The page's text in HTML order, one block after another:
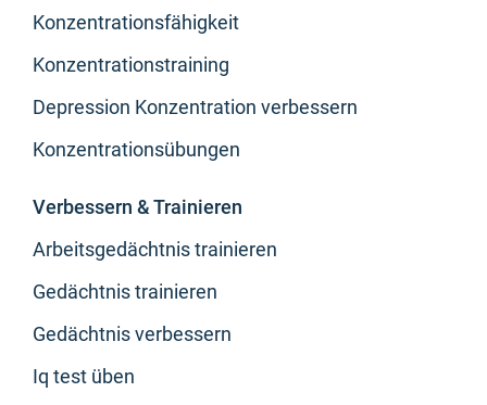
Konzentrationsfähigkeit
Konzentrationstraining
Depression Konzentration verbessern
Konzentrationsübungen
Verbessern & Trainieren
Arbeitsgedächtnis trainieren
Gedächtnis trainieren
Gedächtnis verbessern
Iq test üben